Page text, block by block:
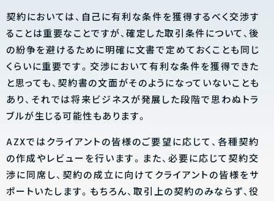
契約においては、自己に有利な条件を獲得するべく交渉す
ることは重要なことですが、確定した取引条件について、後
の紛争を避けるために明確に文書で定めておくことも同じ
くらいに重要です。交渉において有利な条件を獲得できた
と思っても、契約書の文面がそのようになっていないことも
あり、それでは将来ビジネスが発展した段階で思わぬトラ
ブルが生じる可能性もあります。
AZXではクライアントの皆様のご要望に応じて、各種契約
の作成やレビューを行います。また、必要に応じて契約交
渉に同席し、契約の成立に向けてクライアントの皆様をサ
ポートいたします。もちろん、取引上の契約のみならず、役